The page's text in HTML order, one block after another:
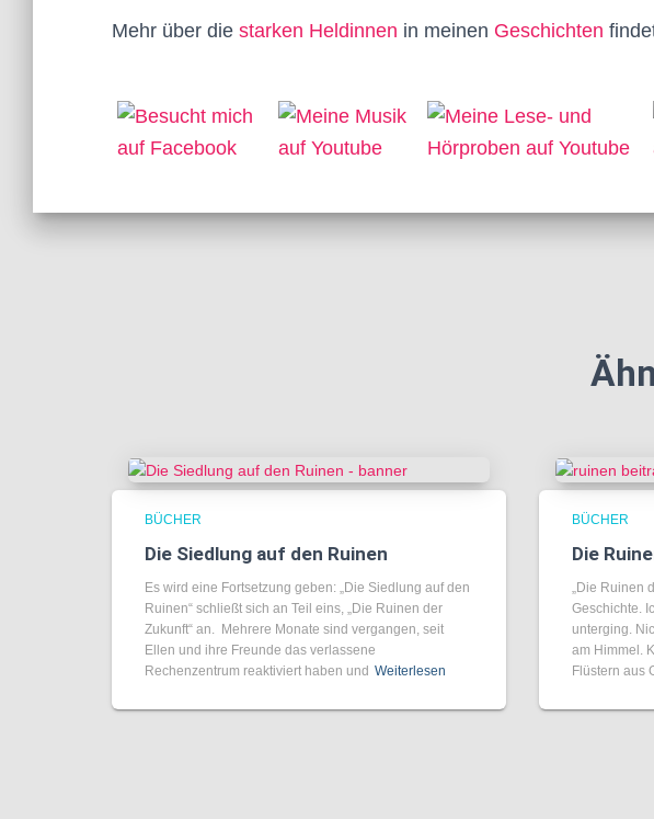
Mehr über die starken Heldinnen in meinen Geschichten
BÜCHER
Die Siedlung auf den Ruinen
Es wird eine Fortsetzung geben: „Die Siedlung auf den
Ruinen“ schließt sich an Teil eins, „Die Ruinen der
Zukunft“ an. Mehrere Monate sind vergangen, seit
Ellen und ihre Freunde das verlassene
Rechenzentrum reaktiviert haben und Weiterlesen
BÜCHER
Die
„Die Ruinen
Geschichte.
unterging.
am Himmel.
Flüstern aus